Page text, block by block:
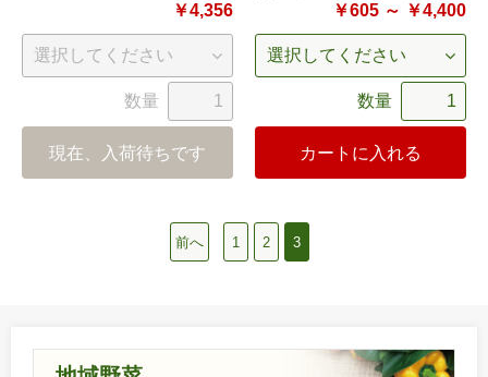
￥4,356
数量
現在、入荷待ちです
￥605 ～ ￥4,400
数量
カートに入れる
前へ 1 2 3